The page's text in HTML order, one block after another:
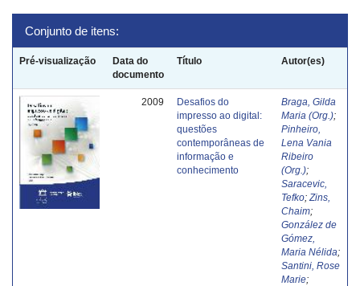
Conjunto de itens:
Pré-visualização
Data do
documento
Título Autor(es)
2009
Desafios do
impresso ao digital:
questões
contemporâneas de
informação e
conhecimento
Braga, Gilda
Maria (Org.);
Pinheiro,
Lena Vania
Ribeiro
(Org.);
Saracevic,
Tefko; Zins,
Chaim;
González de
Gómez,
Maria Nélida;
Santini, Rose
Marie;